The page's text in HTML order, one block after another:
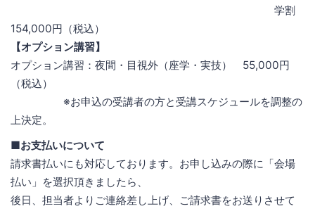
学割
154,000円（税込）
【オプション講習】
オプション講習：夜間・目視外（座学・実技） 55,000円
（税込）
※お申込の受講者の方と受講スケジュールを調整の
上決定。
■お支払いについて
請求書払いにも対応しております。お申し込みの際に「会場
払い」を選択頂きましたら、
後日、担当者よりご連絡差し上げ、ご請求書をお送りさせて